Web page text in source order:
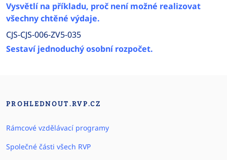
Vysvětlí na příkladu, proč není možné realizovat
všechny chtěné výdaje.
CJS-CJS-006-ZV5-035
Sestaví jednoduchý osobní rozpočet.
PROHLEDNOUT.RVP.CZ
Rámcové vzdělávací programy
Společné části všech RVP